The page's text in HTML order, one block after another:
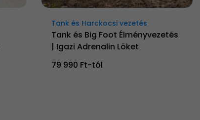
Tank és Harckocsi vezetés
Tank és Big Foot Élményvezetés
| Igazi Adrenalin Löket
79 990 Ft-tól